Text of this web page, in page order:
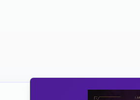
Ricevi la Tua Copia